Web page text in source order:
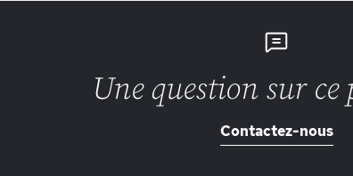
Une question sur
Contactez-nous